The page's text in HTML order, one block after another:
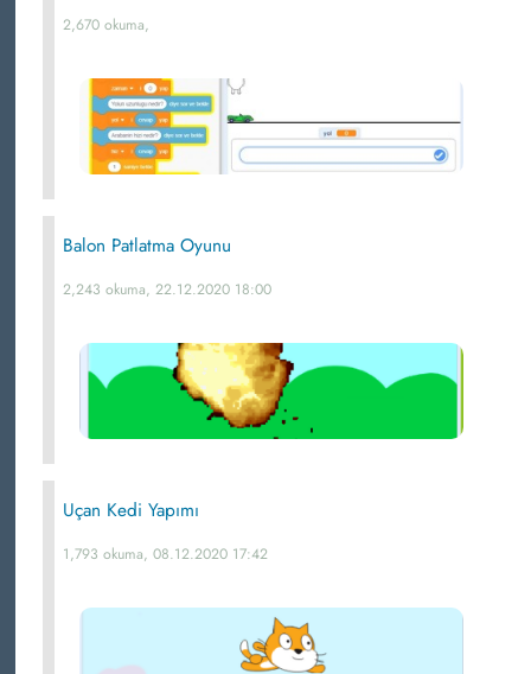
2,670 okuma,
Balon Patlatma Oyunu
2,243 okuma, 22.12.2020 18:00
Uçan Kedi Yapımı
1,793 okuma, 08.12.2020 17:42